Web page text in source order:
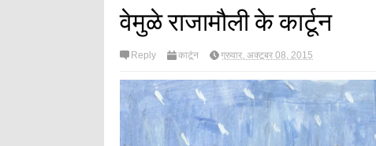
वेमुळे राजामौली के कार्टून
Reply कार्टून गुरुवार, अक्टूबर 08, 2015